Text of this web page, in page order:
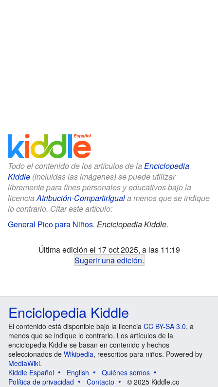
Todo el contenido de los artículos de la Enciclopedia
Kiddle (incluidas las imágenes) se puede utilizar
libremente para fines personales y educativos bajo la
licenciaAtribución-CompartirIguala menos que se indique
lo contrario. Citar este artículo:
General Pico para Niños. Enciclopedia Kiddle.
Última edición el 17 oct 2025, a las 11:19
Sugerir una edición.
Enciclopedia Kiddle
El contenido está disponible bajo la licencia CC BY-SA 3.0, a
menos que se indique lo contrario. Los artículos de la
enciclopedia Kiddle se basan en contenido y hechos
seleccionados de Wikipedia, reescritos para niños. Powered by
MediaWiki.
Kiddle Español
English
Quiénes somos
Política de privacidad
Contacto © 2025 Kiddle.co